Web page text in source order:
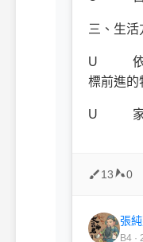
三、生活
U
標前進的
U
13 0
張
B4 ·